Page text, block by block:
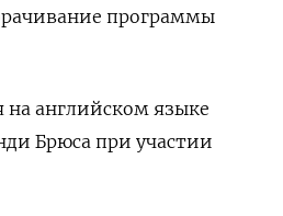
программы
английском языке
Брюса при участии